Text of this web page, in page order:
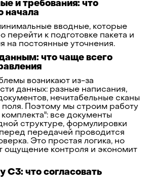
и требования: что
начала
вводные, которые
перейти к подготовке пакета и
на постоянные уточнения.
что чаще всего
возникают из-за
данных: разные написания,
нечитабельные сканы
Поэтому мы строим работу
все документы
структуре, формулировки
передачей проводится
Это простая логика, но
ощущение контроля и экономит
C3: что согласовать